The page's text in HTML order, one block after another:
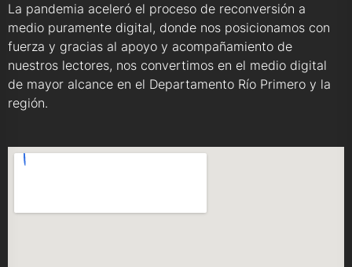
La pandemia aceleró el proceso de reconversión a
medio puramente digital, donde nos posicionamos con
fuerza y gracias al apoyo y acompañamiento de
nuestros lectores, nos convertimos en el medio digital
de mayor alcance en el Departamento Río Primero y la
región.